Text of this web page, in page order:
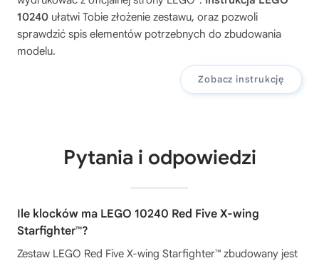
10240 ułatwi Tobie złożenie zestawu, oraz pozwoli
sprawdzić spis elementów potrzebnych do zbudowania
modelu.
Zobacz instrukcję
Pytania i odpowiedzi
Ile klocków ma LEGO 10240 Red Five X-wing
Starfighter™?
Zestaw LEGO Red Five X-wing Starfighter™ zbudowany jest